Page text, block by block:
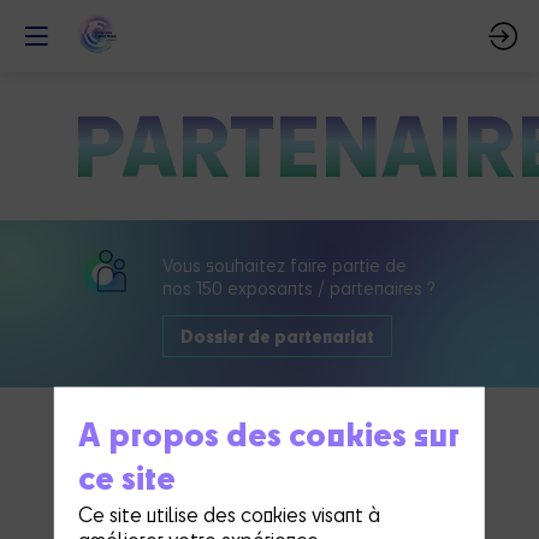
Vous souhaitez faire partie de
nos 150 exposants / partenaires ?
Dossier de partenariat
Partenaire
A propos des cookies sur
ce site
Ce site utilise des cookies visant à